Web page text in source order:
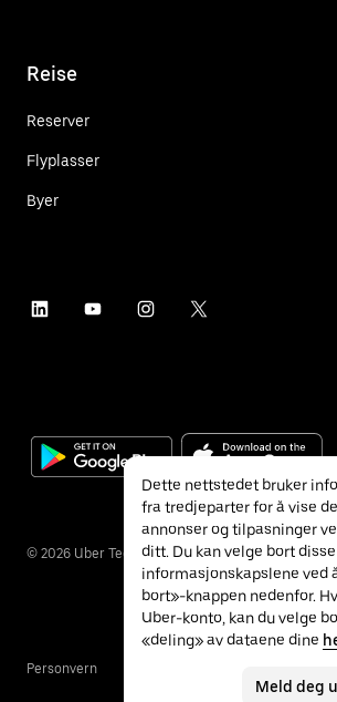
Reise
Reserver
Flyplasser
Byer
© 2026 Uber Technologies Inc.
Personvern
Dette nettstedet bruker
fra tredjeparter for å vise
annonser og tilpasninger
ditt. Du kan velge bort disse
informasjonskapslene ved
bort»-knappen nedenfor.
Uber-konto, kan du velge
«deling» av dataene dine
Meld deg